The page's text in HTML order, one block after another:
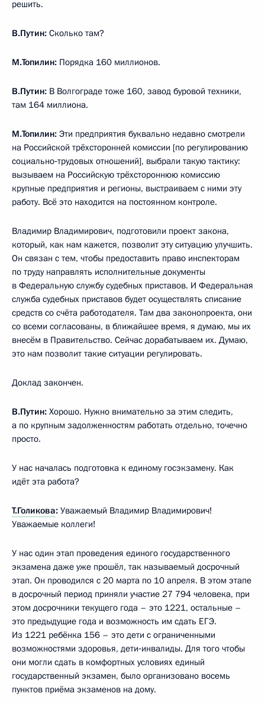
решить.
В.Путин: Сколько там?
М.Топилин: Порядка 160 миллионов.
В.Путин: В Волгограде тоже 160, завод буровой техники,
там 164 миллиона.
М.Топилин: Эти предприятия буквально недавно смотрели
на Российской трёхсторонней комиссии [по регулированию
социально‑трудовых отношений], выбрали такую тактику:
вызываем на Российскую трёхстороннюю комиссию
крупные предприятия и регионы, выстраиваем с ними эту
работу. Всё это находится на постоянном контроле.
Владимир Владимирович, подготовили проект закона,
который, как нам кажется, позволит эту ситуацию улучшить.
Он связан с тем, чтобы предоставить право инспекторам
по труду направлять исполнительные документы
в Федеральную службу судебных приставов. И Федеральная
служба судебных приставов будет осуществлять списание
средств со счёта работодателя. Там два законопроекта, они
со всеми согласованы, в ближайшее время, я думаю, мы их
внесём в Правительство. Сейчас дорабатываем их. Думаю,
это нам позволит такие ситуации регулировать.
Доклад закончен.
В.Путин: Хорошо. Нужно внимательно за этим следить,
а по крупным задолженностям работать отдельно, точечно
просто.
У нас началась подготовка к единому госэкзамену. Как
идёт эта работа?
Т.Голикова: Уважаемый Владимир Владимирович!
Уважаемые коллеги!
У нас один этап проведения единого государственного
экзамена даже уже прошёл, так называемый досрочный
этап. Он проводился с 20 марта по 10 апреля. В этом этапе
в досрочный период приняли участие 27 794 человека, при
этом досрочники текущего года – это 1221, остальные –
это предыдущие года и возможность им сдать ЕГЭ.
Из 1221 ребёнка 156 – это дети с ограниченными
возможностями здоровья, дети‑инвалиды. Для того чтобы
они могли сдать в комфортных условиях единый
государственный экзамен, было организовано восемь
пунктов приёма экзаменов на дому.